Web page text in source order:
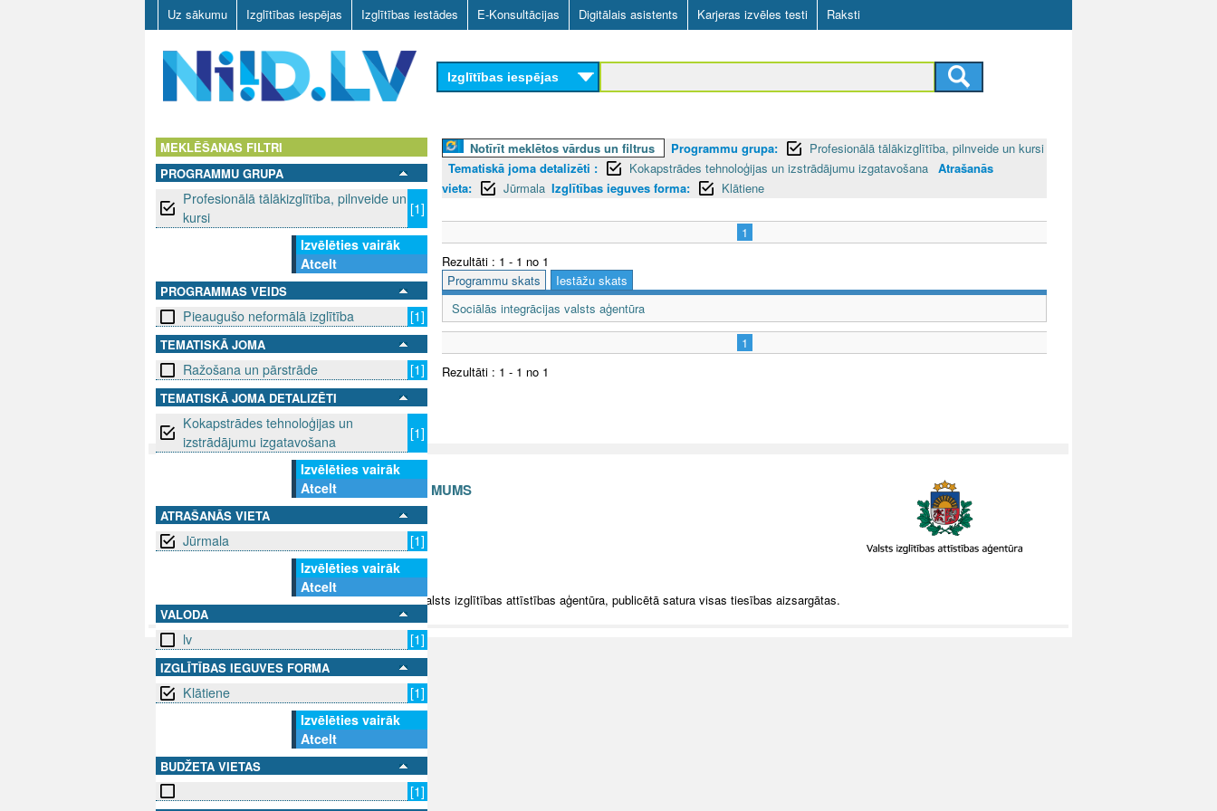
Skip
to
main
content
Uz sākumu Izglītības iespējas Izglītības iestādes E-Konsultācijas Digitālais asistents Karjeras izvēles testi Raksti
D
L
V
Izglītības iespējas
MEKLĒŠANAS FILTRI
PROGRAMMU GRUPA
Profesionālā tālākizglītība, pilnveide un
kursi
[1]
Izvēlēties vairāk
Atcelt
PROGRAMMAS VEIDS
Pieaugušo neformālā izglītība [1]
TEMATISKĀ JOMA
Ražošana un pārstrāde [1]
TEMATISKĀ JOMA DETALIZĒTI
Kokapstrādes tehnoloģijas un
izstrādājumu izgatavošana
[1]
Izvēlēties vairāk
Atcelt
ATRAŠANĀS VIETA
Jūrmala
[1]
Izvēlēties vairāk
Atcelt
VALODA
lv [1]
IZGLĪTĪBAS IEGUVES FORMA
Klātiene
[1]
Izvēlēties vairāk
Atcelt
BUDŽETA VIETAS
[1]
Notīrīt meklētos vārdus un filtrus Programmu grupa:
Profesionālā tālākizglītība, pilnveide un kursi
Tematiskā joma detalizēti :
Kokapstrādes tehnoloģijas un izstrādājumu izgatavošana Atrašanās
vieta:
Jūrmala Izglītības ieguves forma: Klātiene
1
Rezultāti : 1 - 1 no 1
Programmu skats
Iestāžu skats
Sociālās integrācijas valsts aģentūra
1
Rezultāti : 1 - 1 no 1
SAZINIES AR MUMS
info@niid.lv
© 2025 Valsts izglītības attīstības aģentūra, publicētā satura visas tiesības aizsargātas.